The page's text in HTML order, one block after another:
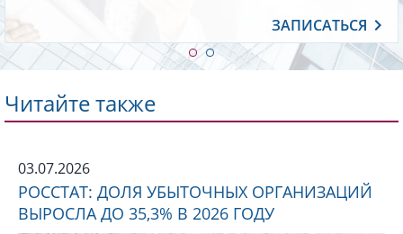
ЗАПИСАТЬСЯ
Читайте также
03.07.2026
РОССТАТ: ДОЛЯ УБЫТОЧНЫХ ОРГАНИЗАЦИЙ
ВЫРОСЛА ДО 35,3% В 2026 ГОДУ